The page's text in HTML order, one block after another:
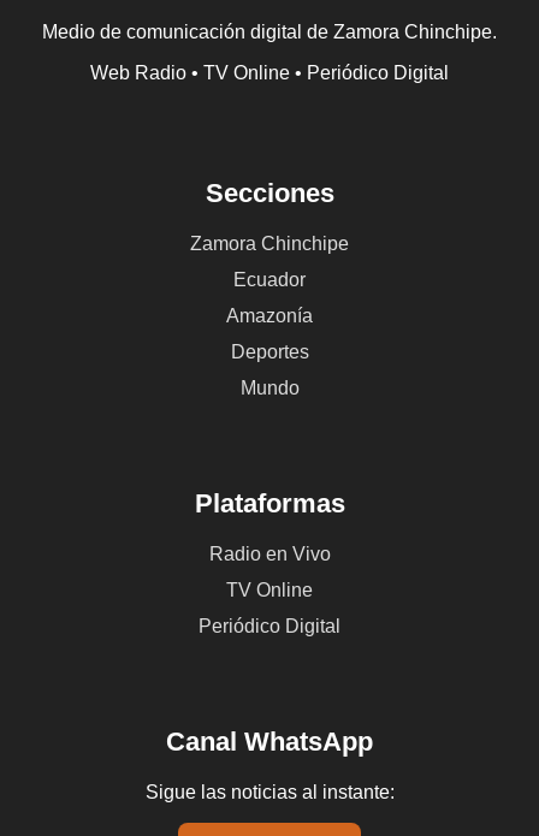
Medio de comunicación digital de Zamora Chinchipe.
Web Radio • TV Online • Periódico Digital
Secciones
Zamora Chinchipe
Ecuador
Amazonía
Deportes
Mundo
Plataformas
Radio en Vivo
TV Online
Periódico Digital
Canal WhatsApp
Sigue las noticias al instante: